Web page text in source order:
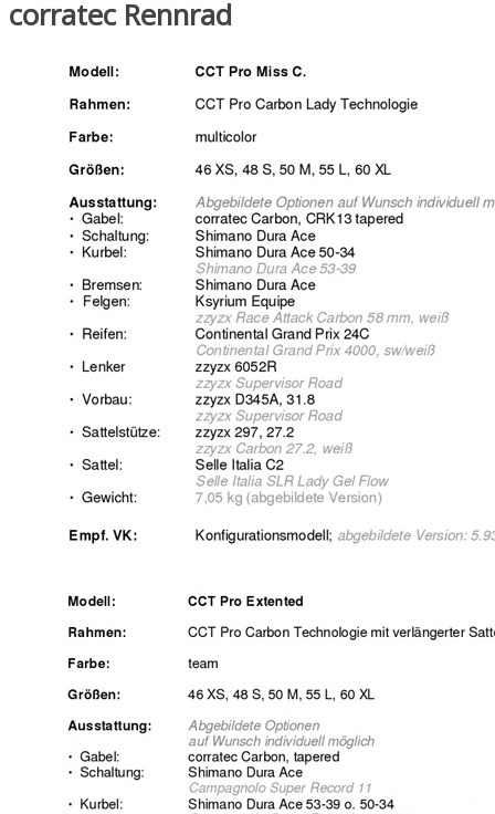
corratec Rennrad